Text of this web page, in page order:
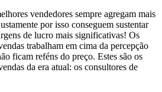
vendedores sempre agregam mais
por isso conseguem sustentar
de lucro mais significativas! Os
trabalham em cima da percepção
ficam reféns do preço. Estes são os
da era atual: os consultores de